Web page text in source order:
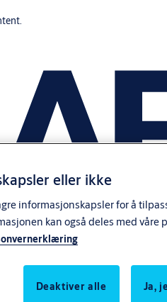
eller ikke
informasjonskapsler for å
kan også deles med våre
Deaktiver alle Ja,